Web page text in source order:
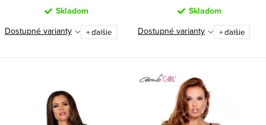
Skladom
Dostupné varianty + ďalšie
Skladom
Dostupné varianty + ďalšie